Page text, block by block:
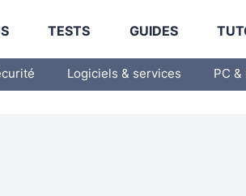
TESTS GUIDES
Logiciels & services PC &